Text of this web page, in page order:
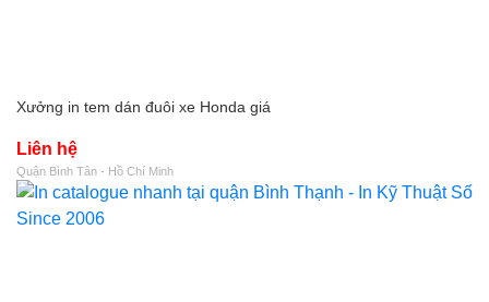
Xưởng in tem dán đuôi xe Honda giá
Liên hệ
Quận Bình Tân - Hồ Chí Minh